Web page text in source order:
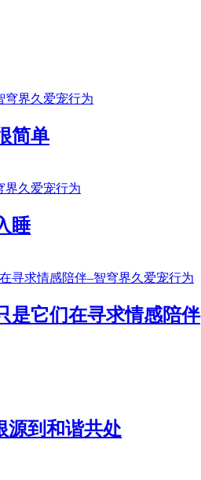
简单
睡
是它们在寻求情感陪伴
源到和谐共处